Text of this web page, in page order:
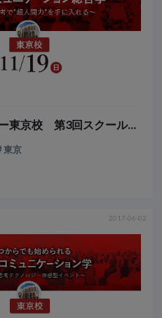
ミロスアカデミー東京校 第3回スクールフェアin東京校を開催いたしました
東京
2017-06-02